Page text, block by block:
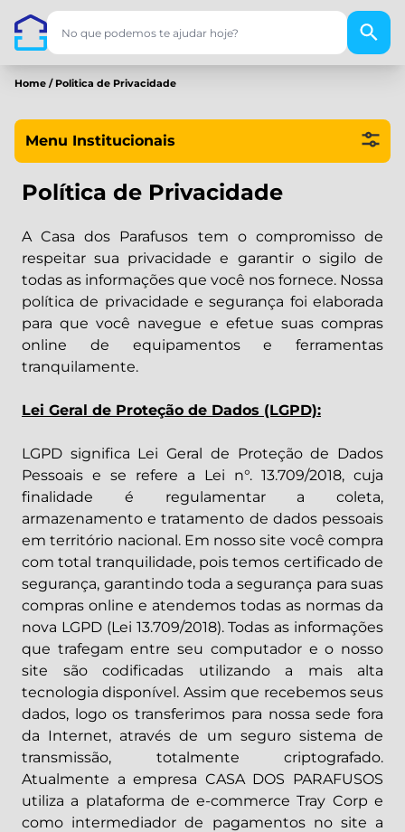
Home / Politica de Privacidade
Menu Institucionais
Política de Privacidade
A Casa dos Parafusos tem o compromisso de
respeitar sua privacidade e garantir o sigilo de
todas as informações que você nos fornece. Nossa
política de privacidade e segurança foi elaborada
para que você navegue e efetue suas compras
online de equipamentos e ferramentas
tranquilamente.
Lei Geral de Proteção de Dados (LGPD):
LGPD significa Lei Geral de Proteção de Dados
Pessoais e se refere a Lei n°. 13.709/2018, cuja
finalidade é regulamentar a coleta,
armazenamento e tratamento de dados pessoais
em território nacional. Em nosso site você compra
com total tranquilidade, pois temos certificado de
segurança, garantindo toda a segurança para suas
compras online e atendemos todas as normas da
nova LGPD (Lei 13.709/2018). Todas as informações
que trafegam entre seu computador e o nosso
site são codificadas utilizando a mais alta
tecnologia disponível. Assim que recebemos seus
dados, logo os transferimos para nossa sede fora
da Internet, através de um seguro sistema de
transmissão, totalmente criptografado.
Atualmente a empresa CASA DOS PARAFUSOS
utiliza a plataforma de e-commerce Tray Corp e
como intermediador de pagamentos no site a